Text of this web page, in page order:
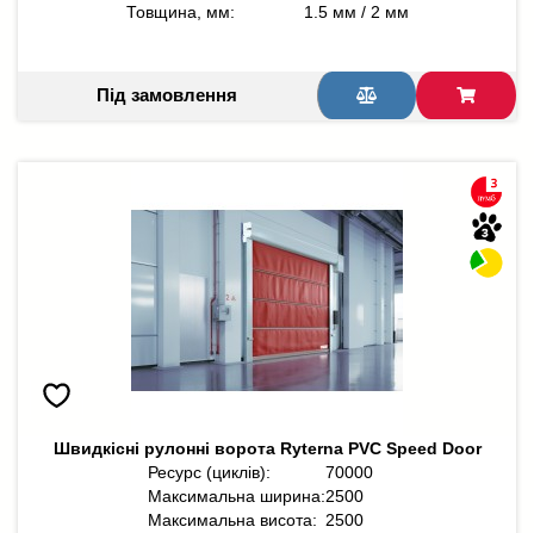
Товщина, мм:
1.5 мм / 2 мм
Під замовлення
Швидкісні рулонні ворота Ryterna PVC Speed Door
Ресурс (циклів):
70000
Максимальна ширина:2500
Максимальна висота: 2500